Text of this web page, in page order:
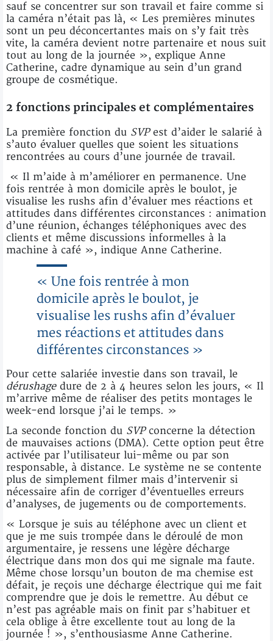
sauf se concentrer sur son travail et faire comme si
la caméra n’était pas là, « Les premières minutes
sont un peu déconcertantes mais on s’y fait très
vite, la caméra devient notre partenaire et nous suit
tout au long de la journée », explique Anne
Catherine, cadre dynamique au sein d’un grand
groupe de cosmétique.
2 fonctions principales et complémentaires
La première fonction du SVPest d’aider le salarié à
s’auto évaluer quelles que soient les situations
rencontrées au cours d’une journée de travail.
« Il m’aide à m’améliorer en permanence. Une
fois rentrée à mon domicile après le boulot, je
visualise les rushs afin d’évaluer mes réactions et
attitudes dans différentes circonstances : animation
d’une réunion, échanges téléphoniques avec des
clients et même discussions informelles à la
machine à café », indique Anne Catherine.
« Une fois rentrée à mon
domicile après le boulot, je
visualise les rushs afin d’évaluer
mes réactions et attitudes dans
différentes circonstances »
Pour cette salariée investie dans son travail, le
dérushagedure de 2 à 4 heures selon les jours, « Il
m’arrive même de réaliser des petits montages le
week-end lorsque j’ai le temps. »
La seconde fonction du SVPconcerne la détection
de mauvaises actions (DMA). Cette option peut être
activée par l’utilisateur lui-même ou par son
responsable, à distance. Le système ne se contente
plus de simplement filmer mais d’intervenir si
nécessaire afin de corriger d’éventuelles erreurs
d’analyses, de jugements ou de comportements.
« Lorsque je suis au téléphone avec un client et
que je me suis trompée dans le déroulé de mon
argumentaire, je ressens une légère décharge
électrique dans mon dos qui me signale ma faute.
Même chose lorsqu’un bouton de ma chemise est
défait, je reçois une décharge électrique qui me fait
comprendre que je dois le remettre. Au début ce
n’est pas agréable mais on finit par s’habituer et
cela oblige à être excellente tout au long de la
journée ! », s’enthousiasme Anne Catherine.